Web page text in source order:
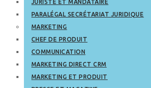
JURISTE ET MANDATAIRE
PARALÉGAL SECRÉTARIAT JURIDIQUE
MARKETING
CHEF DE PRODUIT
COMMUNICATION
MARKETING DIRECT CRM
MARKETING ET PRODUIT